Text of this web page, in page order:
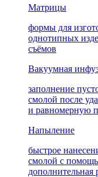
Матрицы
формы для
однотипных
съёмов
Вакуумная
заполнение
смолой после
и равномерную
Напыление
быстрое
смолой с
дополнительная